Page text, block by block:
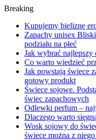
Breaking
Kupujemy bieliznę
Zapachy unisex
podziału na płeć
Jak wybrać
Co warto wiedzieć
Jak powstają świece
gotowy produkt
Świece sojowe.
świec zapachowych
Odlewki perfum –
Dlaczego warto
Wosk sojowy do
świece można z